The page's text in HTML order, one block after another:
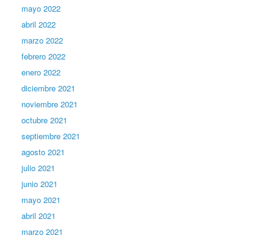
mayo 2022
abril 2022
marzo 2022
febrero 2022
enero 2022
diciembre 2021
noviembre 2021
octubre 2021
septiembre 2021
agosto 2021
julio 2021
junio 2021
mayo 2021
abril 2021
marzo 2021